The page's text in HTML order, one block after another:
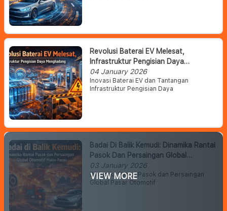
Revolusi Baterai EV Melesat,
Infrastruktur Pengisian Daya
Menghadang
04 January 2026
Inovasi Baterai EV dan Tantangan
Infrastruktur Pengisian Daya
Badai Di Balik Kemudi: Dinamika Rantai
Pasok Dan Persaingan Global
Otomotif Makin Panas
03 January 2026
Dinamika Rantai Pasok dan Persaingan
Global Pasar Otomotif
VIEW MORE